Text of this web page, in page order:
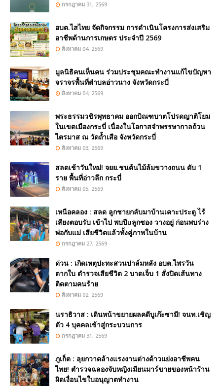
กรกฎาคม 31, 2569
อบต.ไสไทย จัดกิจกรรม การดำเนินโครงการส่งเสริม
อาชีพด้านการเกษตร ประจำปี 2569
สิงหาคม 04, 2569
มูลนิธิคนเห็นคน ร่วมประชุมคณะทำงานแก้ไขปัญหา
จราจรพื้นที่ตำบลอ่าวนาง จังหวัดกระบี่
สิงหาคม 04, 2569
พระธรรมวชิรพุทธาคม ออกบิณฑบาตโปรดญาติโยม
ในเขตเมืองกระบี่ เนื่องในโอกาสจำพรรษากาลถ้วน
ไตรมาส ณ วัดถ้ำเสือ จังหวัดกระบี่
สิงหาคม 03, 2569
สลดเช้าวันใหม่! จยย.ชนต้นไม้ล้มขวางถนน ดับ 1
ราย พื้นที่อ่าวลึก กระบี่
สิงหาคม 05, 2569
เหนือคลอง : สลด ลูกชายกลับมาบ้านเคาะประตู ไร้
เสียงตอบรับ เข้าไป พบปืuลูกซอง วางอยู่ ก่อนพบร่าง
พ่อกับแม่ เสียชีวิตแล้วทั้งคู่ภาพในบ้าน
กรกฎาคม 27, 2569
ด่วน : เกิดเหตุปะทะสวนปาล์มหลัง อบต.ไพรวัน
ตากใบ ตำรวจเสียชีวิต 2 บาดเจ็บ 1 สั่งปิดเส้นทาง
ติดตามคนร้าย
สิงหาคม 02, 2569
นราธิวาส : เดินหน้าขยายผลคดีบูเก๊ะซามี! จนท.เชิญ
ตัว 4 บุคคลเข้าสู่กระบวนการ
กรกฎาคม 31, 2569
ภูเก็ต : ลุยกวาดล้างแรงงานต่างด้าวแย่งอาชีพคน
ไทย! ตำรวจฉลองจับหญิงเมียนมาร์ขายของหน้าร้าน
ผิดเงื่อนไขใบอนุญาตทำงาน